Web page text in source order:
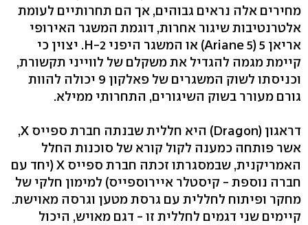
מחירים אלה נראים גבוהים, אך הם תחרותיים לעומת
אלטרנטיבות שיגור אחרות, דוגמת המשגר האירופי
אריאן 5 (Ariane 5) או המשגר היפני H-2. יצוין כי
קיימת מגמה להגדיל את משקלם של לווייני תקשורת,
וכניסתו לשוק המשגרים של פאלקון 9 יכולה להוות
גורם מעורר בשוק השיגורים, התחרותי ממילא.
דראגון (Dragon) היא חללית שבנתה חברת ספייס X,
אשר פותחה כמענה לקול קורא של סוכנות החלל
האמריקנית, שבמסגרתו זכתה חברת ספייס X (יחד עם
חברה נוספת - קיסטלר איירוספייס) למימון חלקי של
מחקר ופיתוח לחללית עם גרסת מטען וגרסה מאוישת.
קיימים שני דגמים לחללית זו - דגם מאויש, היכול